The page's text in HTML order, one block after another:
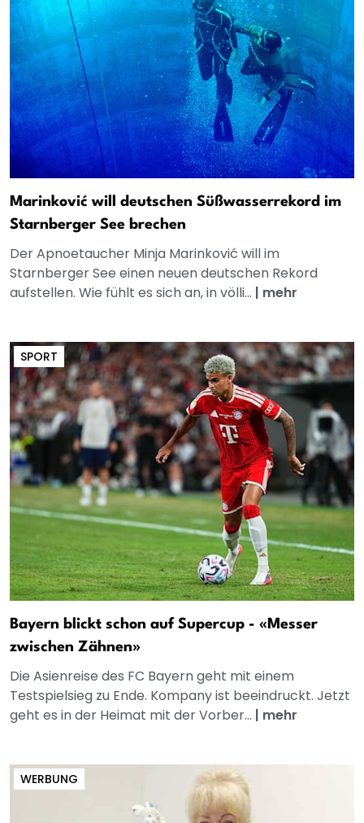
Marinković will deutschen Süßwasserrekord im
Starnberger See brechen
Der Apnoetaucher Minja Marinković will im
Starnberger See einen neuen deutschen Rekord
aufstellen. Wie fühlt es sich an, in völli... | mehr
SPORT
Bayern blickt schon auf Supercup - «Messer
zwischen Zähnen»
Die Asienreise des FC Bayern geht mit einem
Testspielsieg zu Ende. Kompany ist beeindruckt. Jetzt
geht es in der Heimat mit der Vorber... | mehr
WERBUNG